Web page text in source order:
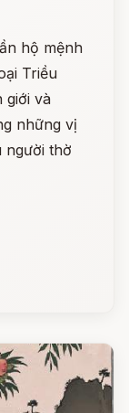
hộ mệnh
Triều
giới và
những vị
người thờ